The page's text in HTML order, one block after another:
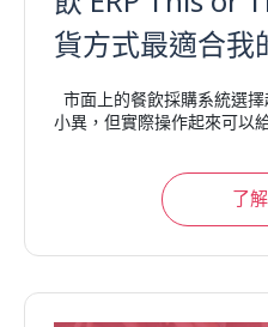
貨方式最適合我
市面上的餐飲採購系統選
小異，但實際操作起來可以
了